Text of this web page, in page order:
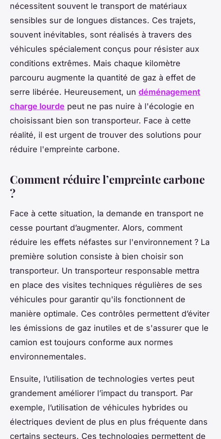
nécessitent souvent le transport de matériaux
sensibles sur de longues distances. Ces trajets,
souvent inévitables, sont réalisés à travers des
véhicules spécialement conçus pour résister aux
conditions extrêmes. Mais chaque kilomètre
parcouru augmente la quantité de gaz à effet de
serre libérée. Heureusement, un déménagement
charge lourde peut ne pas nuire à l'écologie en
choisissant bien son transporteur. Face à cette
réalité, il est urgent de trouver des solutions pour
réduire l'empreinte carbone.
Comment réduire l’empreinte carbone
?
Face à cette situation, la demande en transport ne
cesse pourtant d’augmenter. Alors, comment
réduire les effets néfastes sur l'environnement ? La
première solution consiste à bien choisir son
transporteur. Un transporteur responsable mettra
en place des visites techniques régulières de ses
véhicules pour garantir qu'ils fonctionnent de
manière optimale. Ces contrôles permettent d’éviter
les émissions de gaz inutiles et de s'assurer que le
camion est toujours conforme aux normes
environnementales.
Ensuite, l’utilisation de technologies vertes peut
grandement améliorer l’impact du transport. Par
exemple, l’utilisation de véhicules hybrides ou
électriques devient de plus en plus fréquente dans
certains secteurs. Ces technologies permettent de